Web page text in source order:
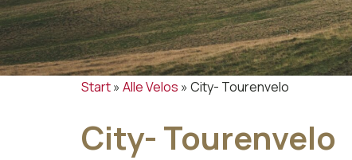
Start» Alle Velos » City- Tourenvelo
City- Tourenvelo